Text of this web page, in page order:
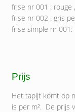
frise nr 001 : rouge
frise nr 002 : gris
frise simple nr 001:
Prijs
Het tapijt komt op
is per m². De prijs